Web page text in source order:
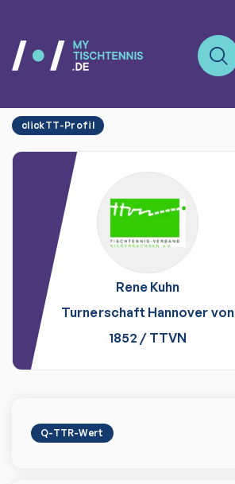
clickTT-Profil
Rene Kuhn
Turnerschaft Hannover von
1852 / TTVN
Q-TTR-Wert